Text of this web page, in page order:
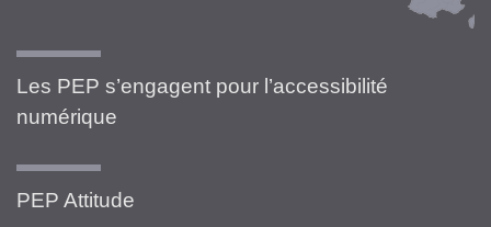
Les PEP s’engagent pour l’accessibilité
numérique
PEP Attitude